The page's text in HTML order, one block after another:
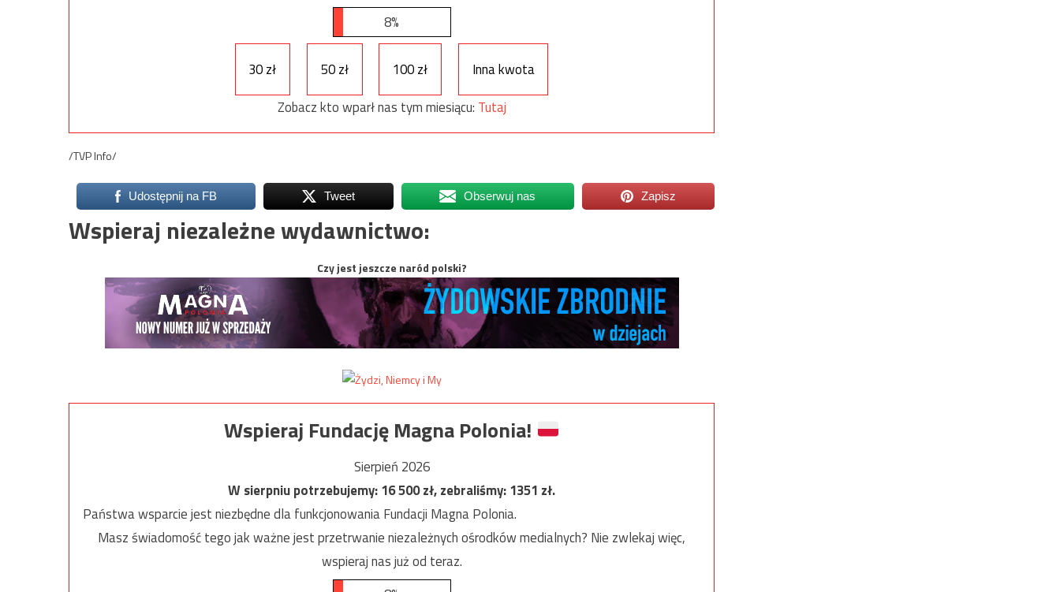
8%
30 zł 50 zł 100 zł
Inna kwota
Zobacz kto wparł nas tym miesiącu: Tutaj
/TVP Info/
Udostępnij na FB Tweet Obserwuj nas Zapisz
Wspieraj niezależne wydawnictwo:
Czy jest jeszcze naród polski?
Wspieraj Fundację Magna Polonia!
Sierpień 2026
W sierpniu potrzebujemy:16 500zł, zebraliśmy:1351 zł.
Państwa wsparcie jest niezbędne dla funkcjonowania Fundacji Magna Polonia.
Masz świadomość tego jak ważne jest przetrwanie niezależnych ośrodków medialnych? Nie zwlekaj więc,
wspieraj nas już od teraz.